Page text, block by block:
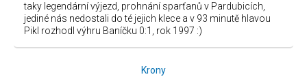
taky legendární výjezd, prohnání sparťanů v Pardubicích,
jediné nás nedostali do té jejich klece a v 93 minutě hlavou
Pikl rozhodl výhru Baníčku 0:1, rok 1997 :)
Krony